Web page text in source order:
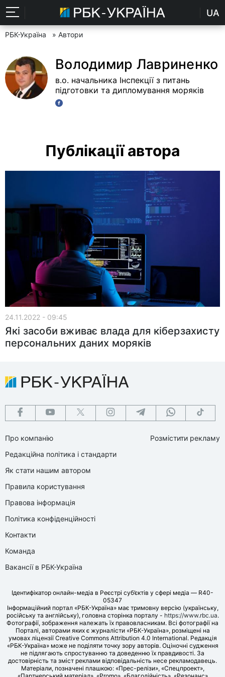
UA
РБК-Україна » Автори
Володимир Лавриненко
в.о. начальника Інспекції з питань
підготовки та дипломування моряків
Публікації автора
24.11.2022 - 09:45
Які засоби вживає влада для кіберзахисту
персональних даних моряків
Про компанію
Редакційна політика і стандарти
Як стати нашим автором
Правила користування
Правова інформація
Політика конфіденційності
Контакти
Команда
Вакансії в РБК-Україна
Розмістити рекламу
Ідентифікатор онлайн-медіа в Реєстрі суб’єктів у сфері медіа — R40-
05347
Інформаційний портал «РБК-Україна» має тримовну версію (українську,
російську та англійську), головна сторінка порталу - https://www.rbc.ua.
Фотографії, зображення належать їх правовласникам. Всі фотографії на
Порталі, авторами яких є журналісти «РБК-Україна», розміщені на
умовах ліцензії Creative Commons Attribution 4.0 International. Редакція
«РБК-Україна» може не поділяти точку зору авторів. Оціночні судження
не підлягають спростуванню та доведенню їх правдивості. За
достовірність та зміст реклами відповідальність несе рекламодавець.
Матеріали, позначені плашкою: «Прес-релізи», «Спецпроект»,